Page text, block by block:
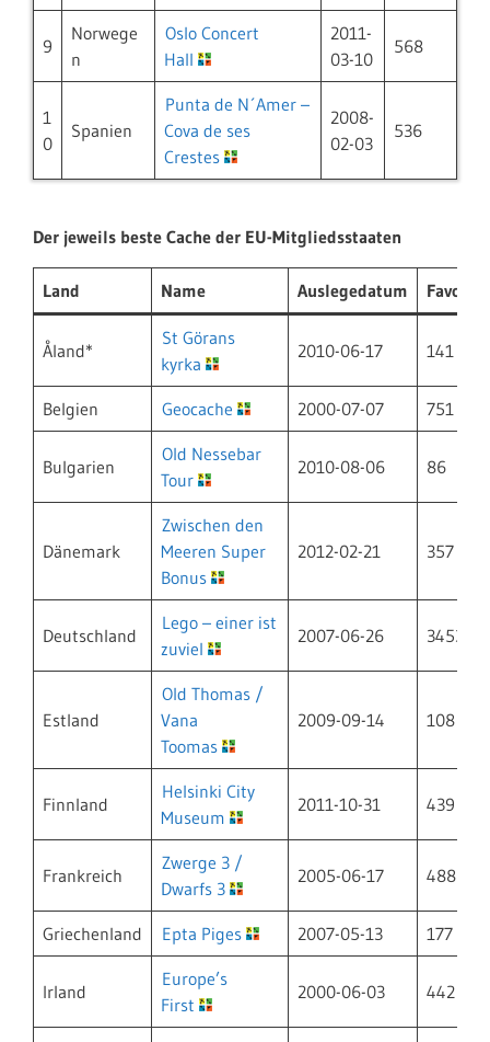
9
Norwege
n
Oslo Concert
Hall
2011-
03-10
568
1
0
Spanien
Punta de N´Amer –
Cova de ses
Crestes
2008-
02-03
536
Der jeweils beste Cache der EU-Mitgliedsstaaten
Land Name Auslegedatum
Åland*
St Görans
kyrka
2010-06-17 141
Belgien Geocache 2000-07-07 751
Bulgarien
Old Nessebar
Tour
2010-08-06 86
Dänemark
Zwischen den
Meeren Super
Bonus
2012-02-21 357
Deutschland
Lego – einer ist
zuviel
2007-06-26 3453
Estland
Old Thomas /
Vana
Toomas
2009-09-14 108
Finnland
Helsinki City
Museum
2011-10-31 439
Frankreich
Zwerge 3 /
Dwarfs 3
2005-06-17 488
Griechenland Epta Piges 2007-05-13 177
Irland
Europe’s
First
2000-06-03 442